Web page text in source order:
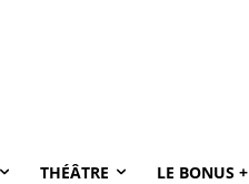
THÉÂTRE LE BONUS +